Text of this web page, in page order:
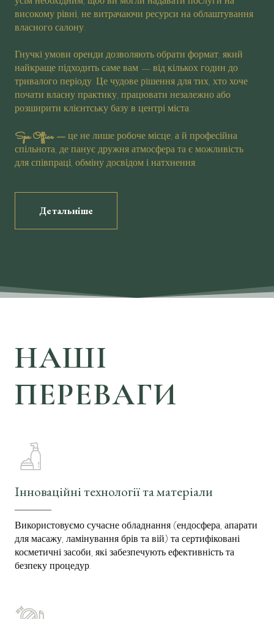
високому рівні, не витрачаючи ресурси на облаштування
власного салону.
Гнучкі умови оренди дозволяють обрати формат, який
найкраще підходить саме вам — від кількох годин до
тривалого періоду. Це чудове рішення для тих, хто хоче
почати власну практику, працювати незалежно або
розширити клієнтську базу в центрі міста.
Spa Office—це не лише робоче місце, а й професійна
спільнота, де панує дружня атмосфера та є можливість
для співпраці, обміну досвідом і натхнення.
Детальніше
НАШІ
ПЕРЕВАГИ
Інноваційні технології та матеріали
Використовуємо сучасне обладнання (ендосфера, апарати
для масажу, ламінування брів та вій) та сертифіковані
косметичні засоби, які забезпечують ефективність та
безпеку процедур.